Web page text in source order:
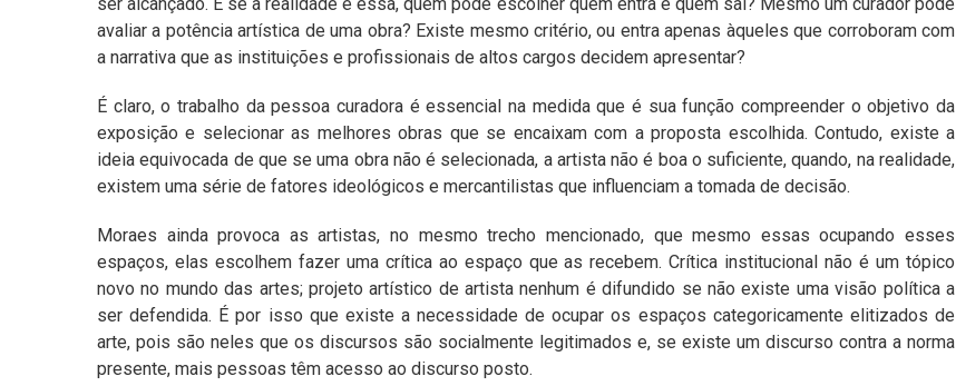
avaliar a potência artística de uma obra? Existe mesmo critério, ou entra apenas àqueles que corroboram com
a narrativa que as instituições e profissionais de altos cargos decidem apresentar?
É claro, o trabalho da pessoa curadora é essencial na medida que é sua função compreender o objetivo da
exposição e selecionar as melhores obras que se encaixam com a proposta escolhida. Contudo, existe a
ideia equivocada de que se uma obra não é selecionada, a artista não é boa o suficiente, quando, na realidade,
existem uma série de fatores ideológicos e mercantilistas que influenciam a tomada de decisão.
Moraes ainda provoca as artistas, no mesmo trecho mencionado, que mesmo essas ocupando esses
espaços, elas escolhem fazer uma crítica ao espaço que as recebem. Crítica institucional não é um tópico
novo no mundo das artes; projeto artístico de artista nenhum é difundido se não existe uma visão política a
ser defendida. É por isso que existe a necessidade de ocupar os espaços categoricamente elitizados de
arte, pois são neles que os discursos são socialmente legitimados e, se existe um discurso contra a norma
presente, mais pessoas têm acesso ao discurso posto.